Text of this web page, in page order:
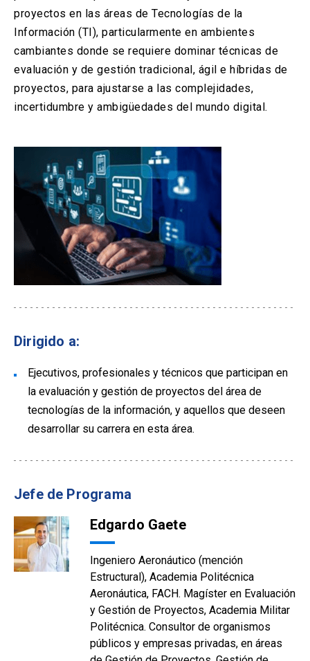
pestaña)
se
en
una
nueva
pestaña)
se
abre
en
una
nueva
pestaña)
Correo launch
(El
enlace
se
en
una
nueva
pestaña)
proyectos en las áreas de Tecnologías de la
Información (TI), particularmente en ambientes
cambiantes donde se requiere dominar técnicas de
evaluación y de gestión tradicional, ágil e híbridas de
proyectos, para ajustarse a las complejidades,
incertidumbre y ambigüedades del mundo digital.
Dirigido a:
Ejecutivos, profesionales y técnicos que participan en
la evaluación y gestión de proyectos del área de
tecnologías de la información, y aquellos que deseen
desarrollar su carrera en esta área.
Jefe de Programa
Edgardo Gaete
Ingeniero Aeronáutico (mención
Estructural), Academia Politécnica
Aeronáutica, FACH. Magíster en Evaluación
y Gestión de Proyectos, Academia Militar
Politécnica. Consultor de organismos
públicos y empresas privadas, en áreas